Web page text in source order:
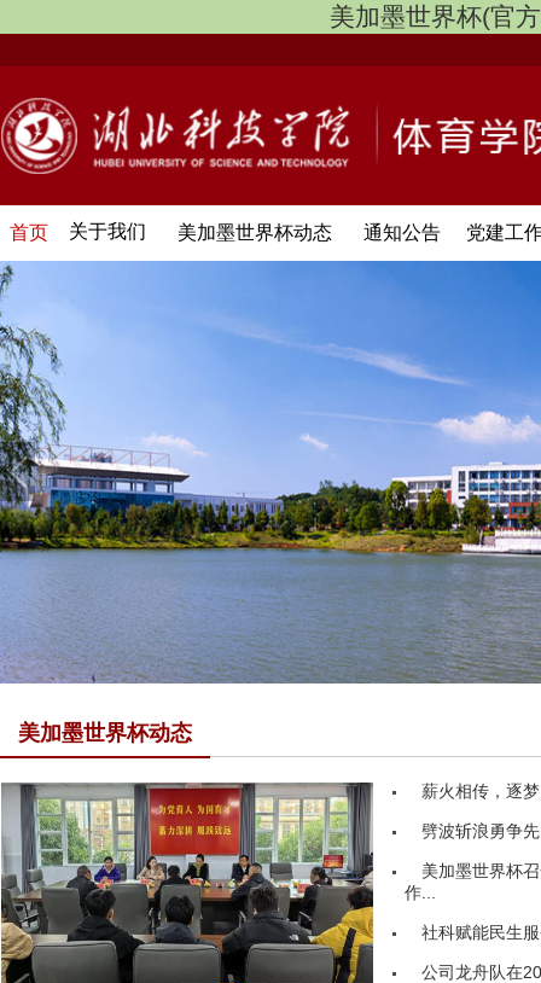
美加墨世界杯(官
首页 关于我们 美加墨世界杯动态 通知公告 党建工
美加墨世界杯动态
薪火相传，逐
劈波斩浪勇争
美加墨世界杯
作...
社科赋能民生
公司龙舟队在